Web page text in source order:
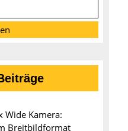
Wide Kamera:
Breitbildformat